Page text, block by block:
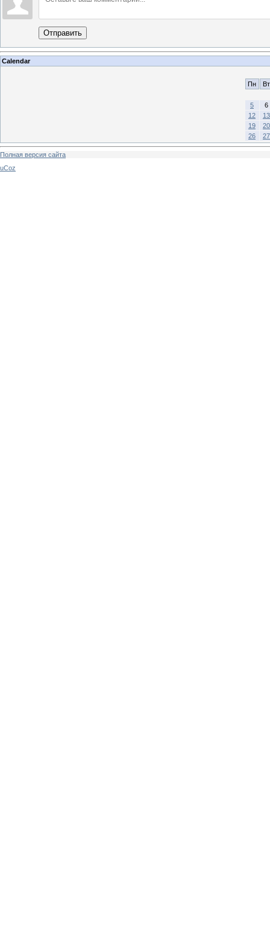
Отправить
Calendar
Пн Вт
5
6
12
13
19
20
26
27
Полная версия сайта
uCoz